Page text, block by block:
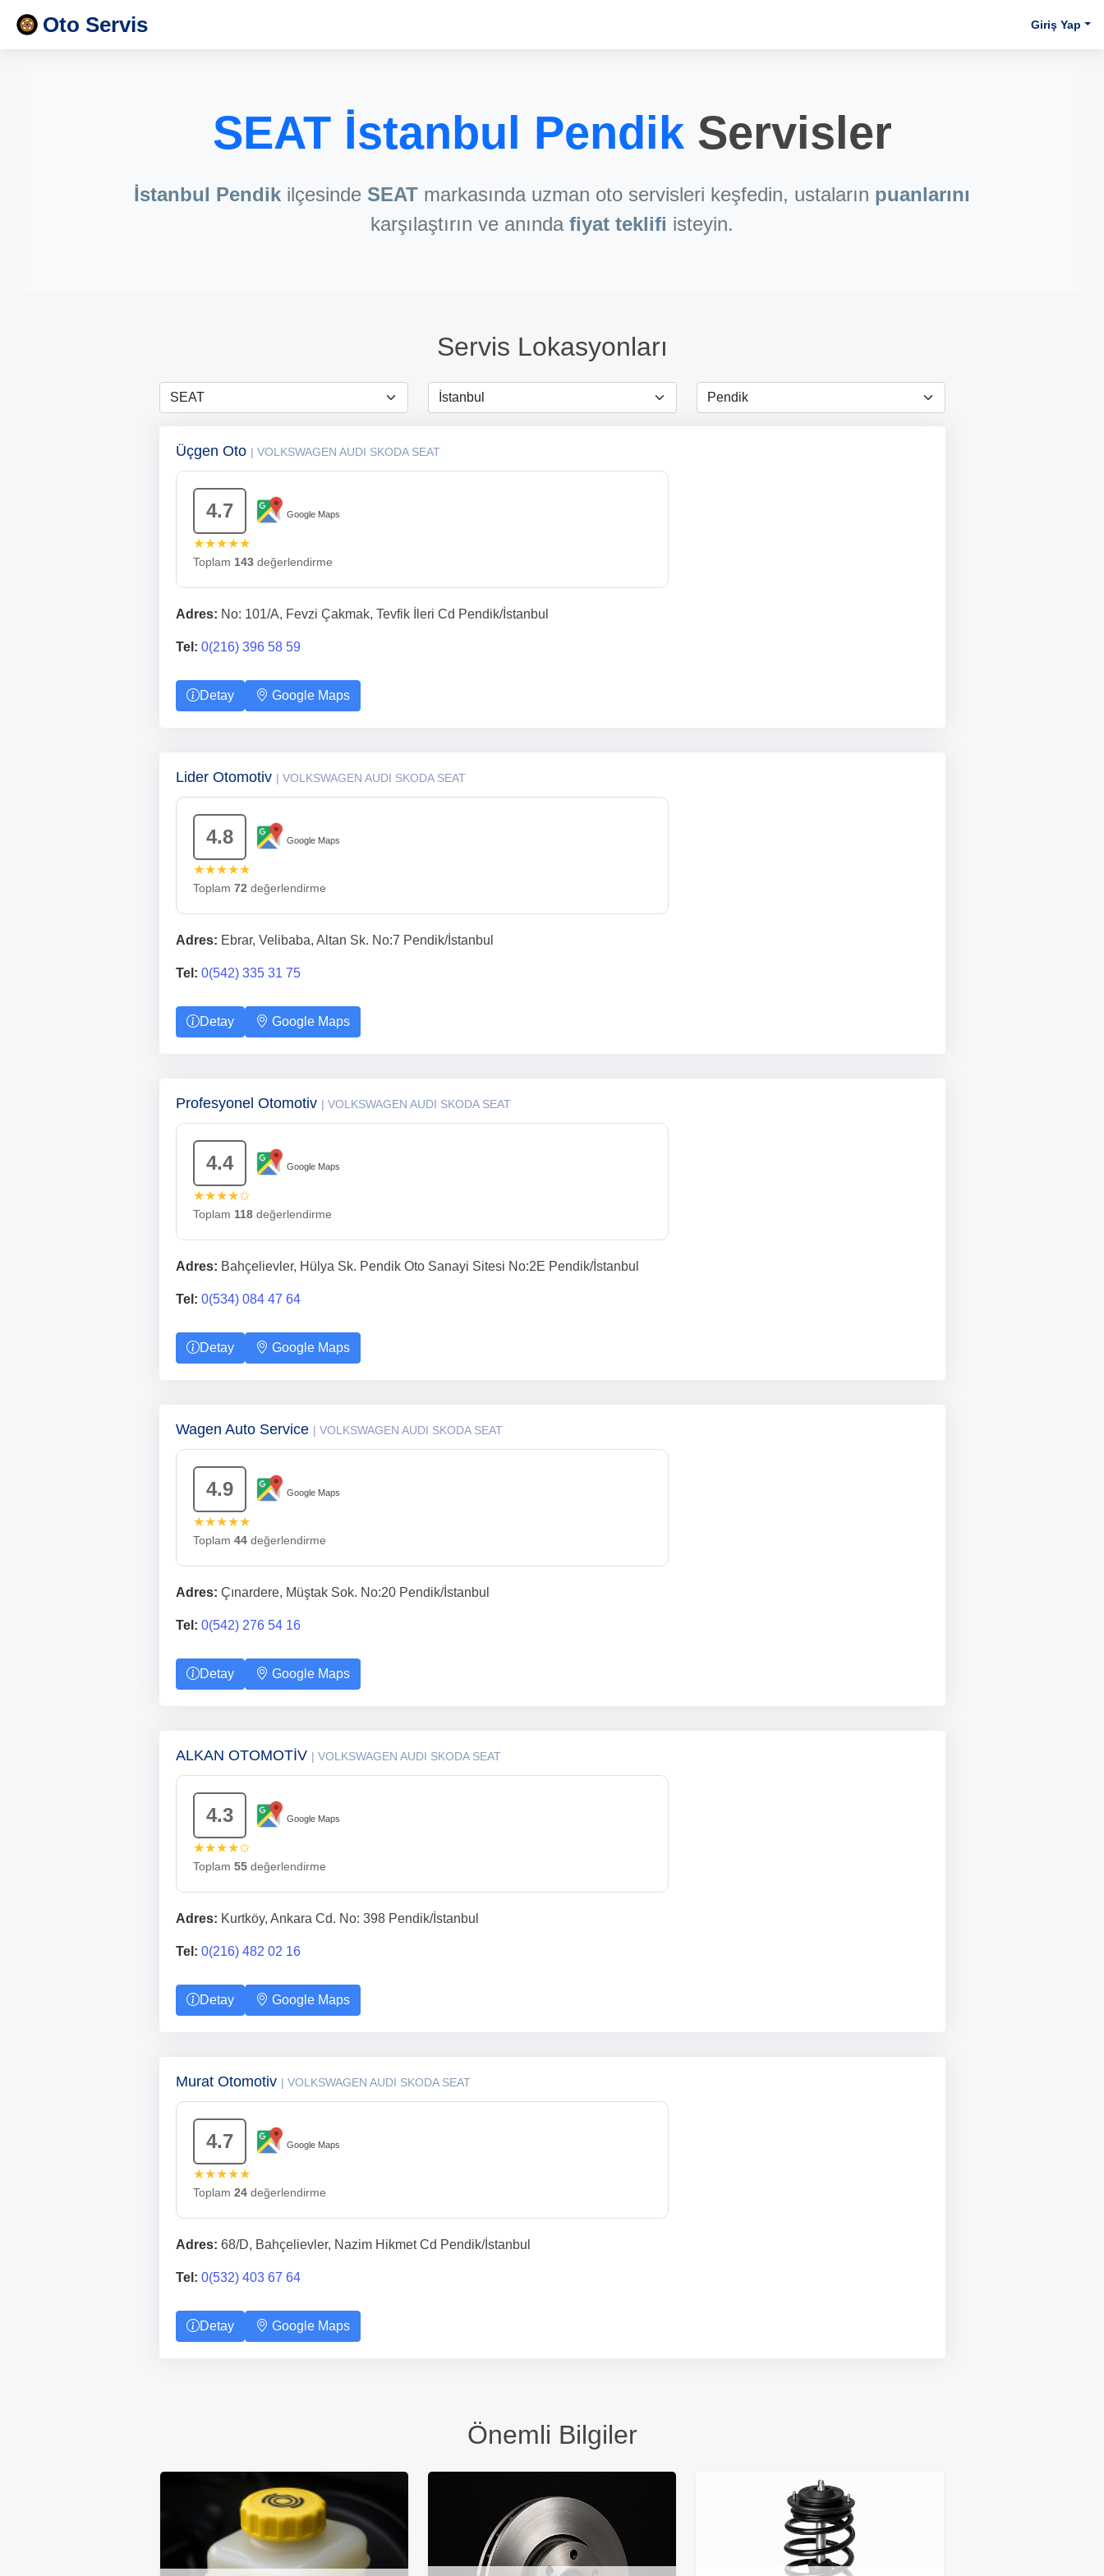
Oto Servis Giriş Yap
SEAT İstanbul PendikServisler
İstanbul Pendik ilçesinde SEAT markasında uzman oto servisleri keşfedin, ustaların puanlarını
karşılaştırın ve anında fiyat teklifi isteyin.
Servis Lokasyonları
Üçgen Oto | VOLKSWAGEN AUDI SKODA SEAT
4.7 Google Maps
★★★★★
Toplam 143değerlendirme
Adres: No: 101/A, Fevzi Çakmak, Tevfik İleri Cd Pendik/İstanbul
Tel: 0(216) 396 58 59
Detay Google Maps
Lider Otomotiv | VOLKSWAGEN AUDI SKODA SEAT
4.8 Google Maps
★★★★★
Toplam 72 değerlendirme
Adres: Ebrar, Velibaba, Altan Sk. No:7 Pendik/İstanbul
Tel: 0(542) 335 31 75
Detay Google Maps
Profesyonel Otomotiv | VOLKSWAGEN AUDI SKODA SEAT
4.4 Google Maps
★★★★✩
Toplam 118değerlendirme
Adres: Bahçelievler, Hülya Sk. Pendik Oto Sanayi Sitesi No:2E Pendik/İstanbul
Tel: 0(534) 084 47 64
Detay Google Maps
Wagen Auto Service | VOLKSWAGEN AUDI SKODA SEAT
4.9 Google Maps
★★★★★
Toplam 44değerlendirme
Adres: Çınardere, Müştak Sok. No:20 Pendik/İstanbul
Tel: 0(542) 276 54 16
Detay Google Maps
ALKAN OTOMOTİV | VOLKSWAGEN AUDI SKODA SEAT
4.3 Google Maps
★★★★✩
Toplam 55değerlendirme
Adres: Kurtköy, Ankara Cd. No: 398 Pendik/İstanbul
Tel: 0(216) 482 02 16
Detay Google Maps
Murat Otomotiv | VOLKSWAGEN AUDI SKODA SEAT
4.7 Google Maps
★★★★★
Toplam 24değerlendirme
Adres: 68/D, Bahçelievler, Nazim Hikmet Cd Pendik/İstanbul
Tel: 0(532) 403 67 64
Detay Google Maps
Önemli Bilgiler